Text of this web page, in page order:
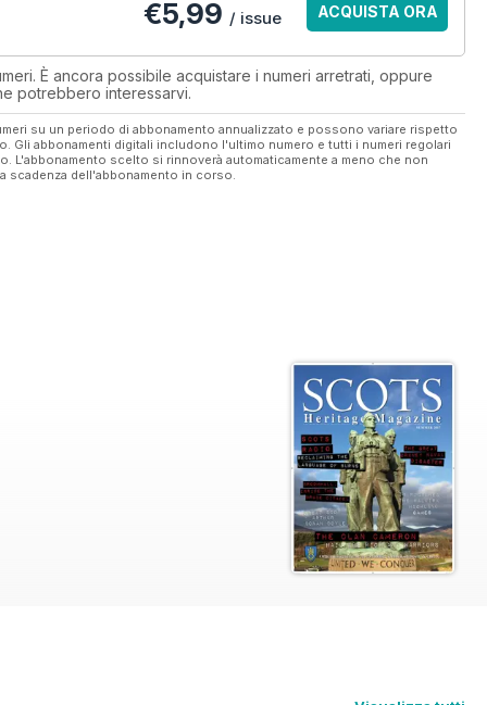
€5,99 / issue ACQUISTA ORA
È ancora possibile acquistare i numeri arretrati, oppure
potrebbero interessarvi.
su un periodo di abbonamento annualizzato e possono variare rispetto
abbonamenti digitali includono l'ultimo numero e tutti i numeri regolari
L'abbonamento scelto si rinnoverà automaticamente a meno che non
scadenza dell'abbonamento in corso.